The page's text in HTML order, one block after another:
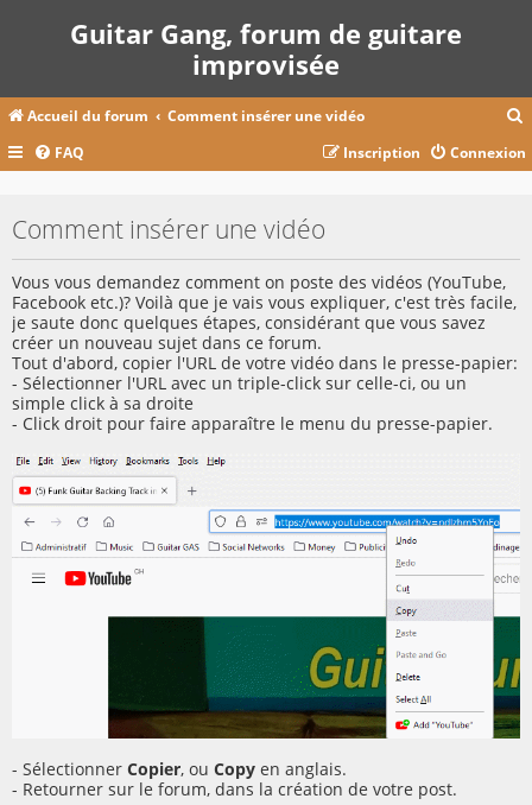
Guitar Gang, forum de guitare
improvisée
Accueil du forum Comment insérer une vidéo
c
FAQ Connexion
Inscription
Comment insérer une vidéo
Vous vous demandez comment on poste des vidéos (YouTube,
Facebook etc.)? Voilà que je vais vous expliquer, c'est très facile,
je saute donc quelques étapes, considérant que vous savez
créer un nouveau sujet dans ce forum.
Tout d'abord, copier l'URL de votre vidéo dans le presse-papier:
- Sélectionner l'URL avec un triple-click sur celle-ci, ou un
simple click à sa droite
- Click droit pour faire apparaître le menu du presse-papier.
- Sélectionner Copier, ou Copy en anglais.
- Retourner sur le forum, dans la création de votre post.